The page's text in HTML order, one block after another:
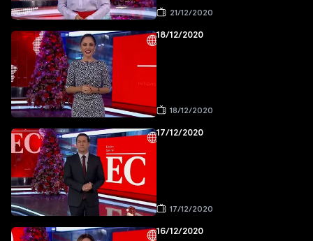
21/12/2020
18/12/2020
18/12/2020
17/12/2020
17/12/2020
16/12/2020